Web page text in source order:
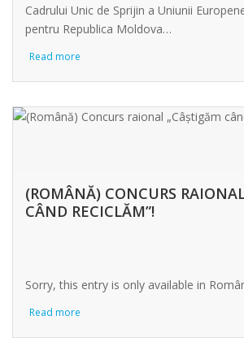
Cadrului Unic de Sprijin a Uniunii
pentru Republica Moldova…
Read more
(ROMÂNĂ) CONCURS
CÂND RECICLĂM”!
Sorry, this entry is only available in
Read more